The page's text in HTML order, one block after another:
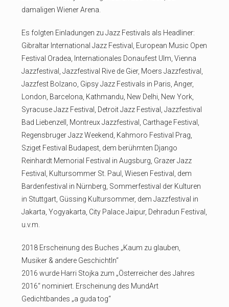
damaligen Wiener Arena.
Es folgten Einladungen zu Jazz Festivals als Headliner:
Gibraltar International Jazz Festival, European Music Open
Festival Oradea, Internationales Donaufest Ulm, Vienna
Jazzfestival, Jazzfestival Rive de Gier, Moers Jazzfestival,
Jazzfest Bolzano, Gipsy Jazz Festivals in Paris, Anger,
London, Barcelona, Kathmandu, New Delhi, New York,
Syracuse Jazz Festival, Detroit Jazz Festival, Jazzfestival
Bad Liebenzell, Montreux Jazzfestival, Carthage Festival,
Regensbruger Jazz Weekend, Kahmoro Festival Prag,
Sziget Festival Budapest, dem berühmten Django
Reinhardt Memorial Festival in Augsburg, Grazer Jazz
Festival, Kultursommer St. Paul, Wiesen Festival, dem
Bardenfestival in Nürnberg, Sommerfestival der Kulturen
in Stuttgart, Güssing Kultursommer, dem Jazzfestival in
Jakarta, Yogyakarta, City Palace Jaipur, Dehradun Festival,
u.v.m.
2018 Erscheinung des Buches „Kaum zu glauben,
Musiker & andere Geschichtln“
2016 wurde Harri Stojka zum „Österreicher des Jahres
2016“ nominiert. Erscheinung des MundArt
Gedichtbandes „a guda tog“